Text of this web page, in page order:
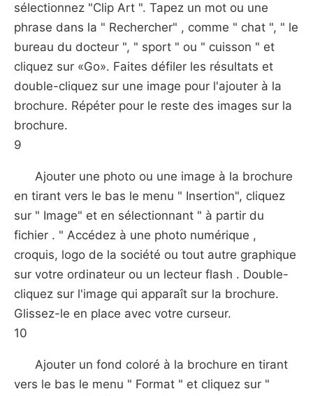
sélectionnez "Clip Art ". Tapez un mot ou une
phrase dans la " Rechercher" , comme " chat ", " le
bureau du docteur ", " sport " ou " cuisson " et
cliquez sur «Go». Faites défiler les résultats et
double-cliquez sur une image pour l'ajouter à la
brochure. Répéter pour le reste des images sur la
brochure.
9
Ajouter une photo ou une image à la brochure
en tirant vers le bas le menu " Insertion", cliquez
sur " Image" et en sélectionnant " à partir du
fichier . " Accédez à une photo numérique ,
croquis, logo de la société ou tout autre graphique
sur votre ordinateur ou un lecteur flash . Double-
cliquez sur l'image qui apparaît sur ​​la brochure.
Glissez-le en place avec votre curseur.
10
Ajouter un fond coloré à la brochure en tirant
vers le bas le menu " Format " et cliquez sur "